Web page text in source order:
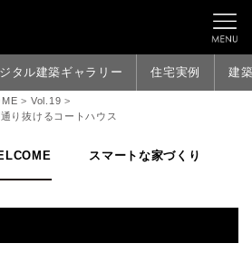
タル建築ギャラリー 住宅実例 建
> Vol.19 >
り抜けるコートハウス
スマートな家づくり